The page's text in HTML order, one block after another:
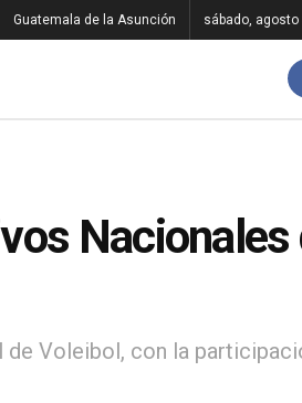
Guatemala de la Asunción sábado, agosto
Nacionales
Voleibol, con la